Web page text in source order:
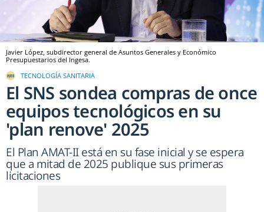
Javier López, subdirector general de Asuntos Generales y Económico
Presupuestarios del Ingesa.
TECNOLOGÍA SANITARIA
El SNS sondea compras de once
equipos tecnológicos en su
'plan renove' 2025
El Plan AMAT-II está en su fase inicial y se espera
que a mitad de 2025 publique sus primeras
licitaciones